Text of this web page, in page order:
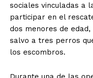
sociales vinculadas a
participar en el
dos menores de
salvo a tres perros
los escombros.